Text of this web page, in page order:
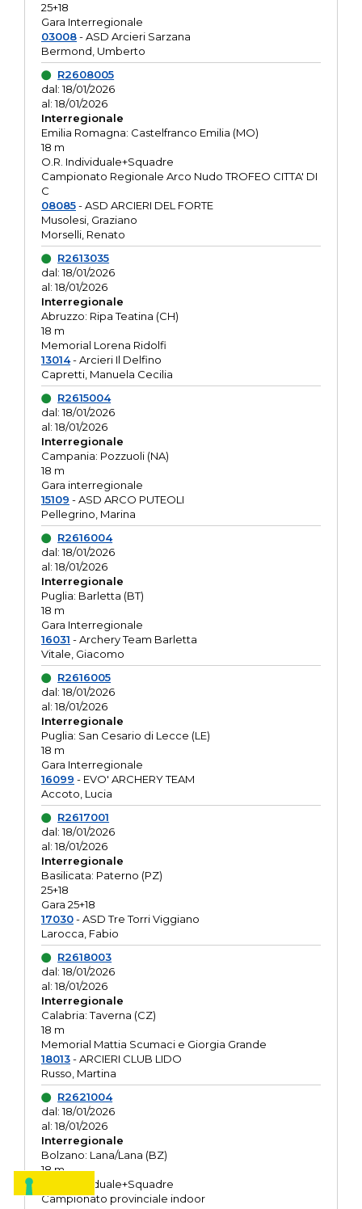
25+18
Gara Interregionale
03008- ASD Arcieri Sarzana
Bermond, Umberto
R2608005
dal: 18/01/2026
al: 18/01/2026
Interregionale
Emilia Romagna: Castelfranco Emilia (MO)
18 m
O.R. Individuale+Squadre
Campionato Regionale Arco Nudo TROFEO CITTA' DI
C
08085- ASD ARCIERI DEL FORTE
Musolesi, Graziano
Morselli, Renato
R2613035
dal: 18/01/2026
al: 18/01/2026
Interregionale
Abruzzo: Ripa Teatina (CH)
18 m
Memorial Lorena Ridolfi
13014- Arcieri Il Delfino
Capretti, Manuela Cecilia
R2615004
dal: 18/01/2026
al: 18/01/2026
Interregionale
Campania: Pozzuoli (NA)
18 m
Gara interregionale
15109 - ASD ARCO PUTEOLI
Pellegrino, Marina
R2616004
dal: 18/01/2026
al: 18/01/2026
Interregionale
Puglia: Barletta (BT)
18 m
Gara Interregionale
16031 - Archery Team Barletta
Vitale, Giacomo
R2616005
dal: 18/01/2026
al: 18/01/2026
Interregionale
Puglia: San Cesario di Lecce (LE)
18 m
Gara Interregionale
16099 - EVO' ARCHERY TEAM
Accoto, Lucia
R2617001
dal: 18/01/2026
al: 18/01/2026
Interregionale
Basilicata: Paterno (PZ)
25+18
Gara 25+18
17030- ASD Tre Torri Viggiano
Larocca, Fabio
R2618003
dal: 18/01/2026
al: 18/01/2026
Interregionale
Calabria: Taverna (CZ)
18 m
Memorial Mattia Scumaci e Giorgia Grande
18013- ARCIERI CLUB LIDO
Russo, Martina
R2621004
dal: 18/01/2026
al: 18/01/2026
Interregionale
Bolzano: Lana/Lana (BZ)
18 m
O.R. Individuale+Squadre
Campionato provinciale indoor